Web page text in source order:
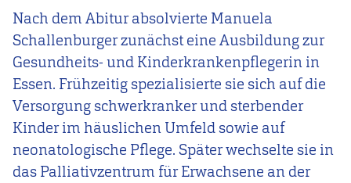
Nach dem Abitur absolvierte Manuela
Schallenburger zunächst eine Ausbildung zur
Gesundheits- und Kinderkrankenpflegerin in
Essen. Frühzeitig spezialisierte sie sich auf die
Versorgung schwerkranker und sterbender
Kinder im häuslichen Umfeld sowie auf
neonatologische Pflege. Später wechselte sie in
das Palliativzentrum für Erwachsene an der